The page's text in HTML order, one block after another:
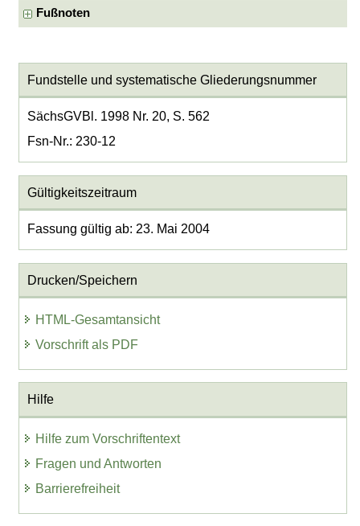
Fußnoten
Fundstelle und systematische Gliederungsnummer
SächsGVBl. 1998 Nr. 20, S. 562
Fsn-Nr.: 230-12
Gültigkeitszeitraum
Fassung gültig ab: 23. Mai 2004
Drucken/Speichern
HTML-Gesamtansicht
Vorschrift als PDF
Hilfe
Hilfe zum Vorschriftentext
Fragen und Antworten
Barrierefreiheit